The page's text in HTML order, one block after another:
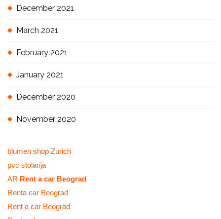
December 2021
March 2021
February 2021
January 2021
December 2020
November 2020
blumen shop Zurich
pvc stolarija
AR Rent a car Beograd
Renta car Beograd
Rent a car Beograd